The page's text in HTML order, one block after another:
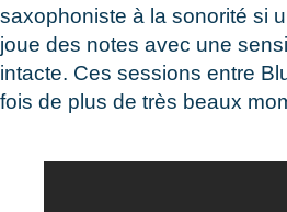
saxophoniste à la sonorité si
joue des notes avec une
intacte. Ces sessions entre
fois de plus de très beaux